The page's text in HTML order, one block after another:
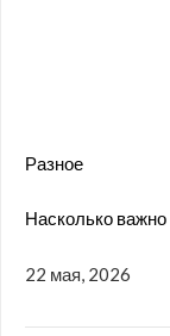
Разное
Насколько
22 мая, 2026